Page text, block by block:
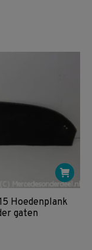
Hoedenplank
gaten